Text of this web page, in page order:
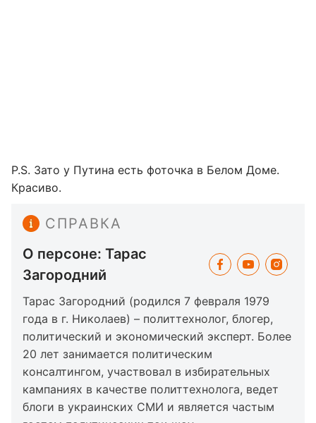
P.S. Зато у Путина есть фоточка в Белом Доме.
Красиво.
СПРАВКА
О персоне: Тарас
Загородний
Тарас Загородний (родился 7 февраля 1979
года в г. Николаев) – политтехнолог, блогер,
политический и экономический эксперт. Более
20 лет занимается политическим
консалтингом, участвовал в избирательных
кампаниях в качестве политтехнолога, ведет
блоги в украинских СМИ и является частым